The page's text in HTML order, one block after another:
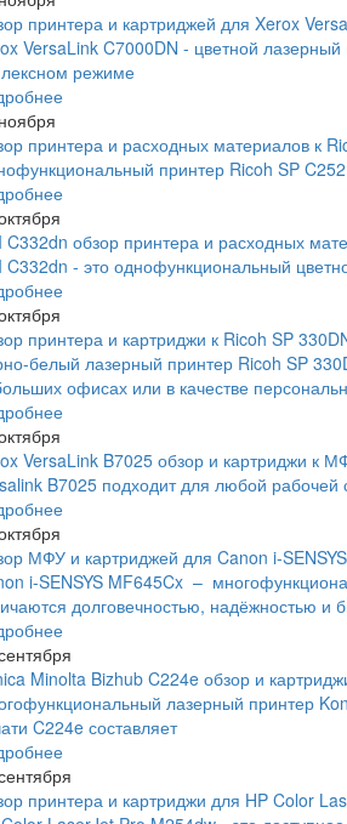
принтера и картриджей для Xerox
VersaLink C7000DN - цветной
режиме
принтера и расходных материалов к
принтер Ricoh SP
C332dn обзор принтера и расходных
C332dn - это однофункциональный
принтера и картриджи к Ricoh SP
белый лазерный принтер Ricoh SP
офисах или в качестве
VersaLink B7025 обзор и картриджи к
B7025 подходит для любой
МФУ и картриджей для Canon i-
i-SENSYS MF645Cx –
долговечностью, надёжностью и
Minolta Bizhub C224e обзор и
лазерный принтер
C224e составляет
принтера и картриджи для HP Color